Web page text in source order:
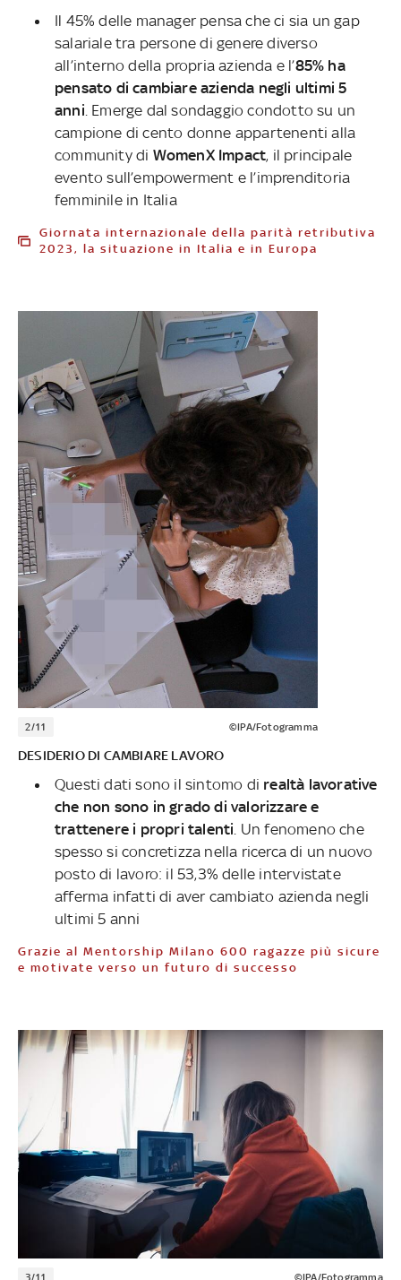
Il 45% delle manager pensa che ci sia un gap
salariale tra persone di genere diverso
all’interno della propria azienda e l’85% ha
pensato di cambiare azienda negli ultimi 5
anni . Emerge dal sondaggio condotto su un
campione di cento donne appartenenti alla
community di WomenX Impact, il principale
evento sull’empowerment e l’imprenditoria
femminile in Italia
Giornata internazionale della parità retributiva
2023, la situazione in Italia e in Europa
2/11 ©IPA/Fotogramma
DESIDERIO DI CAMBIARE LAVORO
Questi dati sono il sintomo di realtà lavorative
che non sono in grado di valorizzare e
trattenere i propri talenti. Un fenomeno che
spesso si concretizza nella ricerca di un nuovo
posto di lavoro: il 53,3% delle intervistate
afferma infatti di aver cambiato azienda negli
ultimi 5 anni
Grazie al Mentorship Milano 600 ragazze più sicure
e motivate verso un futuro di successo
3/11 ©IPA/Fotogramma